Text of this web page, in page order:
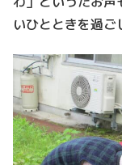
いひとときを過ご